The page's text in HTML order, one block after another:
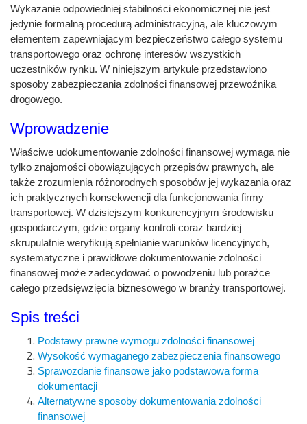
Wykazanie odpowiedniej stabilności ekonomicznej nie jest
jedynie formalną procedurą administracyjną, ale kluczowym
elementem zapewniającym bezpieczeństwo całego systemu
transportowego oraz ochronę interesów wszystkich
uczestników rynku. W niniejszym artykule przedstawiono
sposoby zabezpieczania zdolności finansowej przewoźnika
drogowego.
Wprowadzenie
Właściwe udokumentowanie zdolności finansowej wymaga nie
tylko znajomości obowiązujących przepisów prawnych, ale
także zrozumienia różnorodnych sposobów jej wykazania oraz
ich praktycznych konsekwencji dla funkcjonowania firmy
transportowej. W dzisiejszym konkurencyjnym środowisku
gospodarczym, gdzie organy kontroli coraz bardziej
skrupulatnie weryfikują spełnianie warunków licencyjnych,
systematyczne i prawidłowe dokumentowanie zdolności
finansowej może zadecydować o powodzeniu lub porażce
całego przedsięwzięcia biznesowego w branży transportowej.
Spis treści
Podstawy prawne wymogu zdolności finansowej
Wysokość wymaganego zabezpieczenia finansowego
Sprawozdanie finansowe jako podstawowa forma
dokumentacji
Alternatywne sposoby dokumentowania zdolności
finansowej